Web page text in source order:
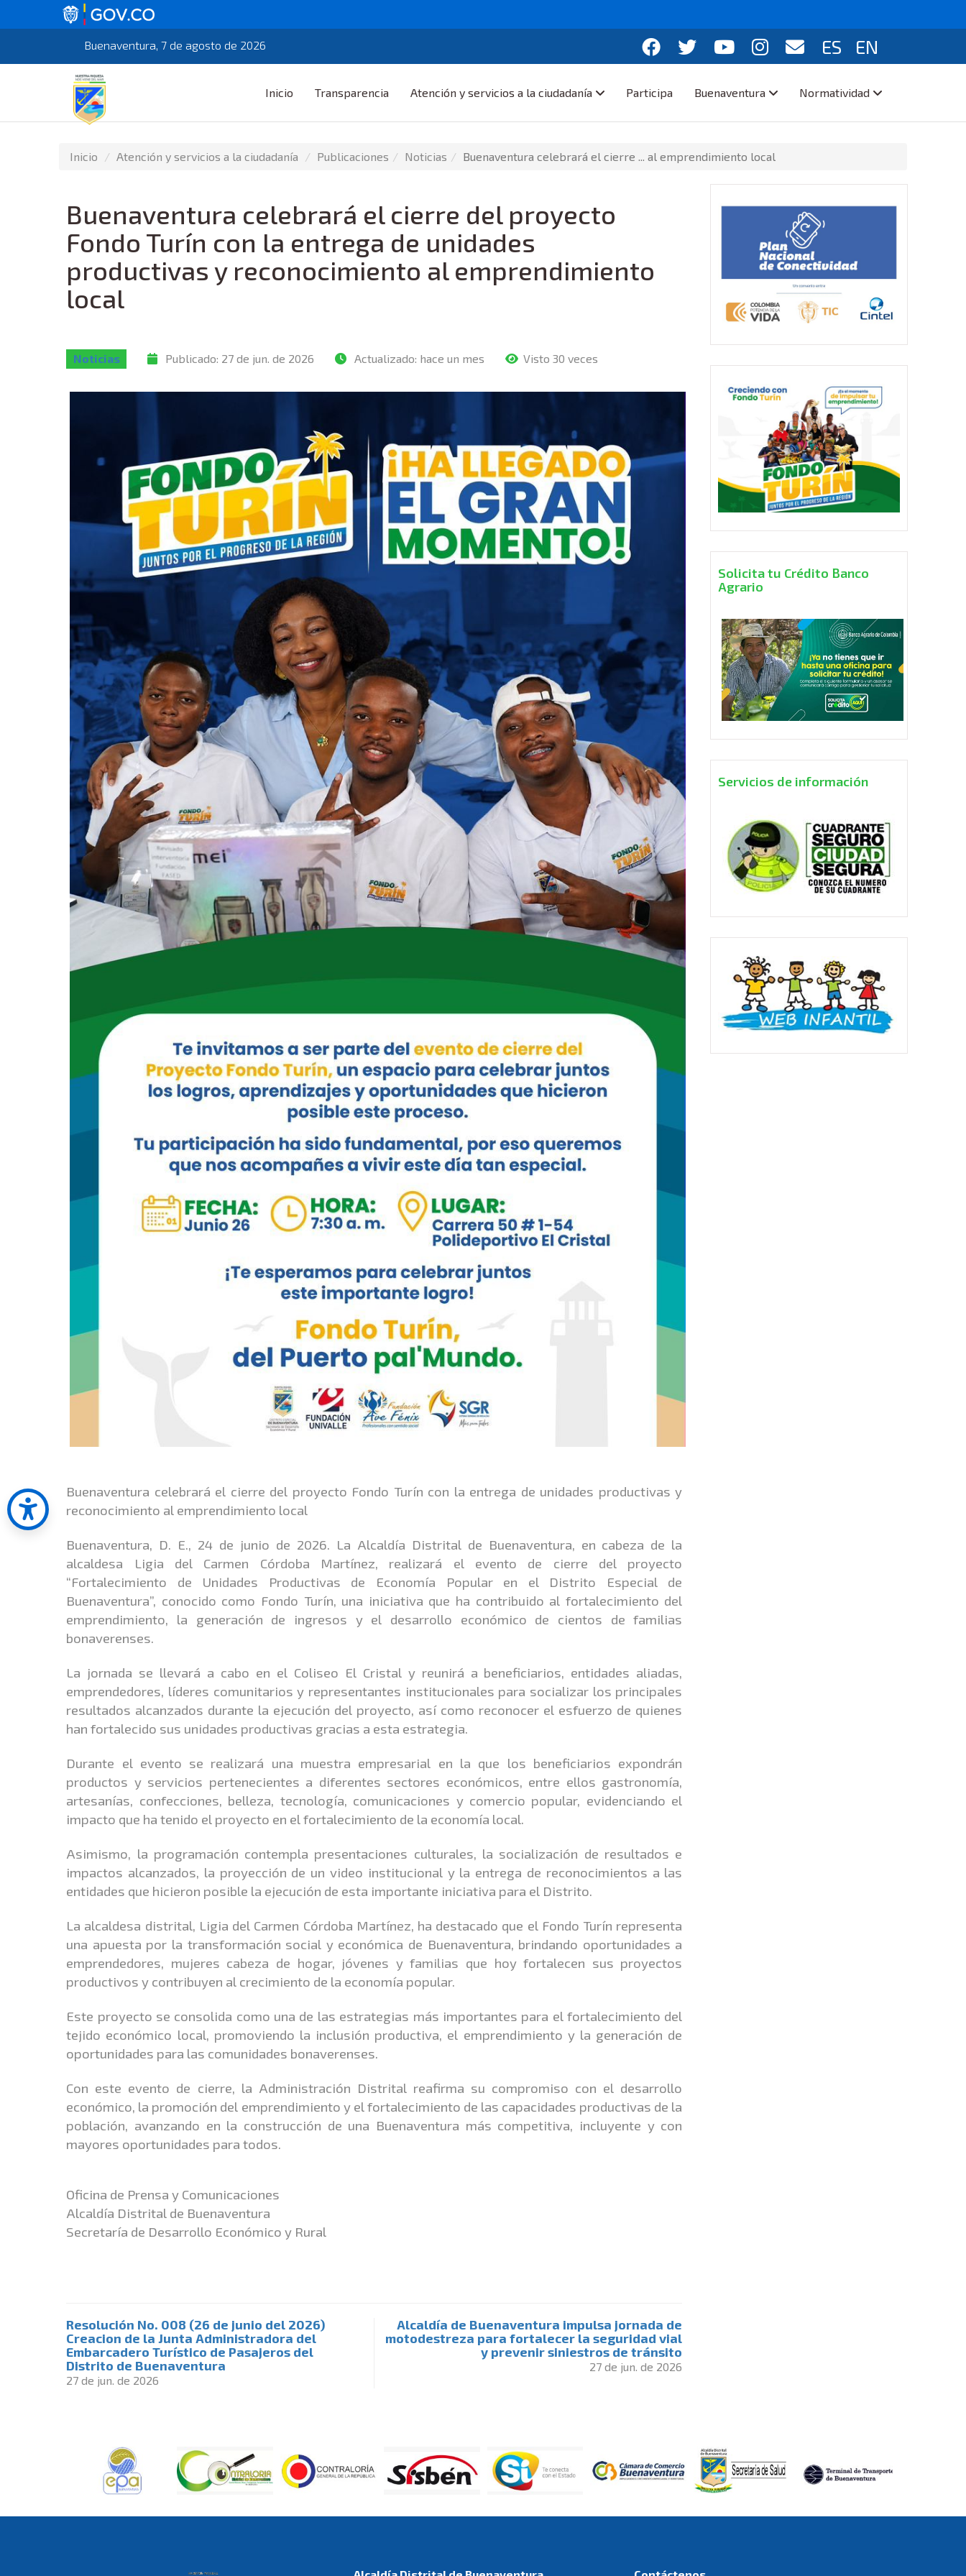
Buenaventura, 7 de agosto de 2026 ES EN
Inicio Transparencia Atención y servicios a la ciudadanía Participa Buenaventura Normatividad
Inicio Atención y servicios a la ciudadanía Publicaciones Noticias Buenaventura celebrará el cierre ... al emprendimiento local
Buenaventura celebrará el cierre del proyecto
Fondo Turín con la entrega de unidades
productivas y reconocimiento al emprendimiento
local
Noticias Publicado: 27 de jun. de 2026 Actualizado: hace un mes Visto 30 veces
Buenaventura celebrará el cierre del proyecto Fondo Turín con la entrega de unidades productivas y
reconocimiento al emprendimiento local
Buenaventura, D. E., 24 de junio de 2026. La Alcaldía Distrital de Buenaventura, en cabeza de la
alcaldesa Ligia del Carmen Córdoba Martínez, realizará el evento de cierre del proyecto
“Fortalecimiento de Unidades Productivas de Economía Popular en el Distrito Especial de
Buenaventura”, conocido como Fondo Turín, una iniciativa que ha contribuido al fortalecimiento del
emprendimiento, la generación de ingresos y el desarrollo económico de cientos de familias
bonaverenses.
La jornada se llevará a cabo en el Coliseo El Cristal y reunirá a beneficiarios, entidades aliadas,
emprendedores, líderes comunitarios y representantes institucionales para socializar los principales
resultados alcanzados durante la ejecución del proyecto, así como reconocer el esfuerzo de quienes
han fortalecido sus unidades productivas gracias a esta estrategia.
Durante el evento se realizará una muestra empresarial en la que los beneficiarios expondrán
productos y servicios pertenecientes a diferentes sectores económicos, entre ellos gastronomía,
artesanías, confecciones, belleza, tecnología, comunicaciones y comercio popular, evidenciando el
impacto que ha tenido el proyecto en el fortalecimiento de la economía local.
Asimismo, la programación contempla presentaciones culturales, la socialización de resultados e
impactos alcanzados, la proyección de un video institucional y la entrega de reconocimientos a las
entidades que hicieron posible la ejecución de esta importante iniciativa para el Distrito.
La alcaldesa distrital, Ligia del Carmen Córdoba Martínez, ha destacado que el Fondo Turín representa
una apuesta por la transformación social y económica de Buenaventura, brindando oportunidades a
emprendedores, mujeres cabeza de hogar, jóvenes y familias que hoy fortalecen sus proyectos
productivos y contribuyen al crecimiento de la economía popular.
Este proyecto se consolida como una de las estrategias más importantes para el fortalecimiento del
tejido económico local, promoviendo la inclusión productiva, el emprendimiento y la generación de
oportunidades para las comunidades bonaverenses.
Con este evento de cierre, la Administración Distrital reafirma su compromiso con el desarrollo
económico, la promoción del emprendimiento y el fortalecimiento de las capacidades productivas de la
población, avanzando en la construcción de una Buenaventura más competitiva, incluyente y con
mayores oportunidades para todos.
Oficina de Prensa y Comunicaciones
Alcaldía Distrital de Buenaventura
Secretaría de Desarrollo Económico y Rural
Resolución No. 008 (26 de junio del 2026)
Creacion de la Junta Administradora del
Embarcadero Turístico de Pasajeros del
Distrito de Buenaventura
27 de jun. de 2026
Alcaldía de Buenaventura impulsa jornada de
motodestreza para fortalecer la seguridad vial
y prevenir siniestros de tránsito
27 de jun. de 2026
Solicita tu Crédito Banco
Agrario
Servicios de información